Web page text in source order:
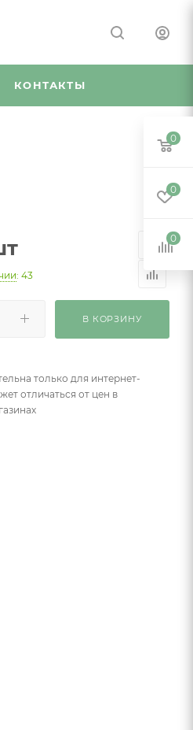
КОНТАКТЫ
: 43
В КОРЗИНУ
только для интернет-
отличаться от цен в
0
0
0